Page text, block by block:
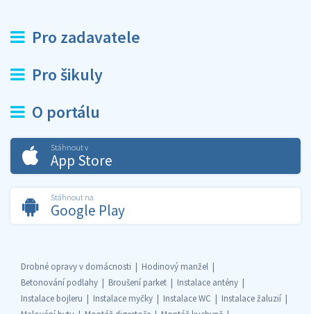
Pro zadavatele
Pro šikuly
O portálu
Stáhnout v
App Store
Stáhnout na
Google Play
Drobné opravy v domácnosti
Hodinový manžel
Betonování podlahy
Broušení parket
Instalace antény
Instalace bojleru
Instalace myčky Instalace WC
Instalace žaluzií